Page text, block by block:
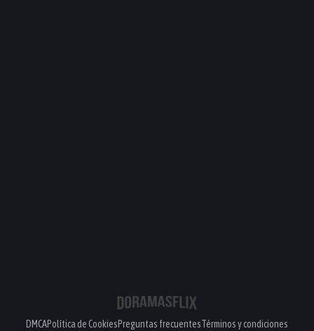
DMCAPolítica de CookiesPreguntas frecuentesTérminos y condiciones